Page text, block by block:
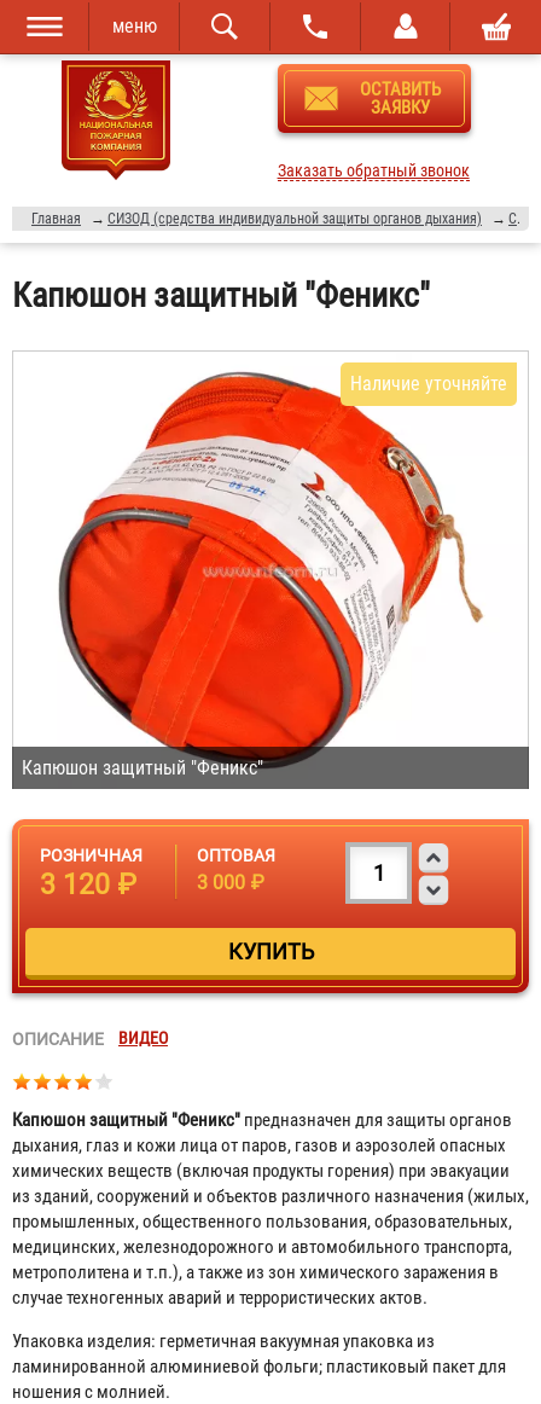
Перейти к
основному
содержанию
Skip to
navigation
меню
ОСТАВИТЬ
ЗАЯВКУ
Заказать обратный звонок
Главная → СИЗОД (средства индивидуальной защиты органов дыхания) → Самоспасатели
Капюшон защитный "Феникс"
Капюшон защитный "Феникс"
Наличие уточняйте
РОЗНИЧНАЯ
3 120 ₽
ОПТОВАЯ
3 000 ₽
ОПИСАНИЕ ВИДЕО
Капюшон защитный "Феникс" предназначен для защиты органов
дыхания, глаз и кожи лица от паров, газов и аэрозолей опасных
химических веществ (включая продукты горения) при эвакуации
из зданий, сооружений и объектов различного назначения (жилых,
промышленных, общественного пользования, образовательных,
медицинских, железнодорожного и автомобильного транспорта,
метрополитена и т.п.), а также из зон химического заражения в
случае техногенных аварий и террористических актов.
Упаковка изделия: герметичная вакуумная упаковка из
ламинированной алюминиевой фольги; пластиковый пакет для
ношения с молнией.